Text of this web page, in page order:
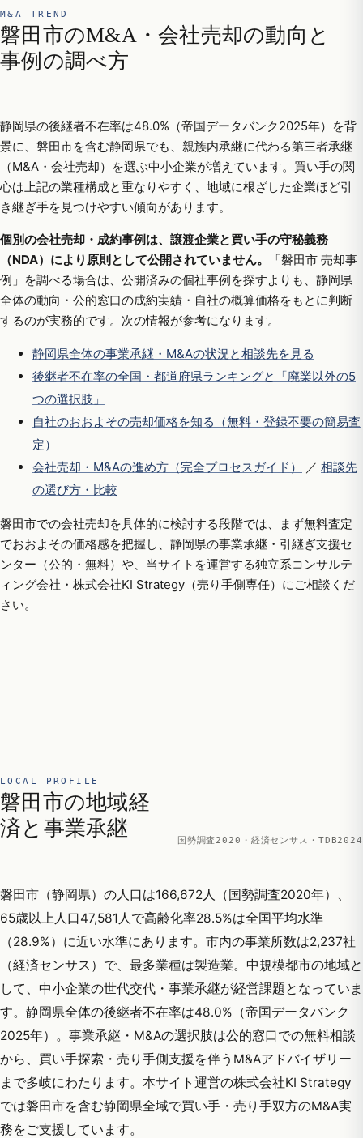
M&A TREND
磐田市のM&A・会社売却の動向と
事例の調べ方
静岡県の後継者不在率は48.0%（帝国データバンク2025年）を背
景に、磐田市を含む静岡県でも、親族内承継に代わる第三者承継
（M&A・会社売却）を選ぶ中小企業が増えています。買い手の関
心は上記の業種構成と重なりやすく、地域に根ざした企業ほど引
き継ぎ手を見つけやすい傾向があります。
個別の会社売却・成約事例は、譲渡企業と買い手の守秘義務
（NDA）により原則として公開されていません。
「磐田市 売却事
例」を調べる場合は、公開済みの個社事例を探すよりも、静岡県
全体の動向・公的窓口の成約実績・自社の概算価格をもとに判断
するのが実務的です。次の情報が参考になります。
静岡県全体の事業承継・M&Aの状況と相談先を見る
後継者不在率の全国・都道府県ランキングと「廃業以外の5
つの選択肢」
自社のおおよその売却価格を知る（無料・登録不要の簡易査
定）
会社売却・M&Aの進め方（完全プロセスガイド）
／ 相談先
の選び方・比較
磐田市での会社売却を具体的に検討する段階では、まず無料査定
でおおよその価格感を把握し、静岡県の事業承継・引継ぎ支援セ
ンター（公的・無料）や、当サイトを運営する独立系コンサルテ
ィング会社・株式会社KI Strategy（売り手側専任）にご相談くだ
さい。
LOCAL PROFILE
磐田市の地域経
済と事業承継
国勢調査2020・経済センサス・TDB2024
磐田市（静岡県）の人口は166,672人（国勢調査2020年）、
65歳以上人口47,581人で高齢化率28.5%は全国平均水準
（28.9%）に近い水準にあります。市内の事業所数は2,237社
（経済センサス）で、最多業種は製造業。中規模都市の地域と
して、中小企業の世代交代・事業承継が経営課題となっていま
す。静岡県全体の後継者不在率は48.0%（帝国データバンク
2025年）。事業承継・M&Aの選択肢は公的窓口での無料相談
から、買い手探索・売り手側支援を伴うM&Aアドバイザリー
まで多岐にわたります。本サイト運営の株式会社KI Strategy
では磐田市を含む静岡県全域で買い手・売り手双方のM&A実
務をご支援しています。